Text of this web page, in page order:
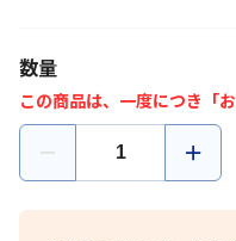
数量
この商品は、一度につき「